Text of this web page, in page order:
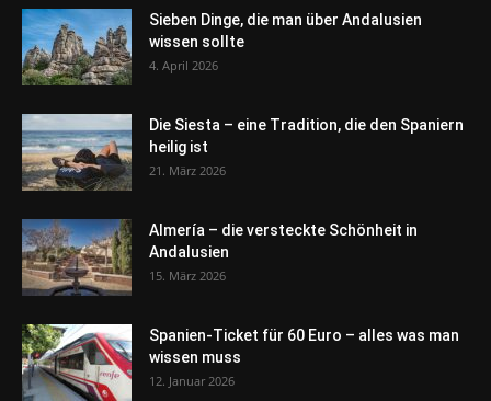
Sieben Dinge, die man über Andalusien
wissen sollte
4. April 2026
Die Siesta – eine Tradition, die den Spaniern
heilig ist
21. März 2026
Almería – die versteckte Schönheit in
Andalusien
15. März 2026
Spanien-Ticket für 60 Euro – alles was man
wissen muss
12. Januar 2026